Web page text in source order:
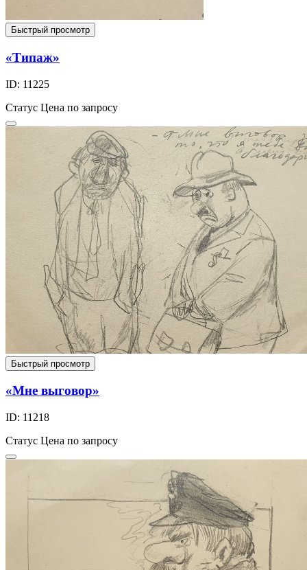
Быстрый просмотр
«Типаж»
ID: 11225
Статус Цена по запросу
Быстрый просмотр
«Мне выговор»
ID: 11218
Статус Цена по запросу